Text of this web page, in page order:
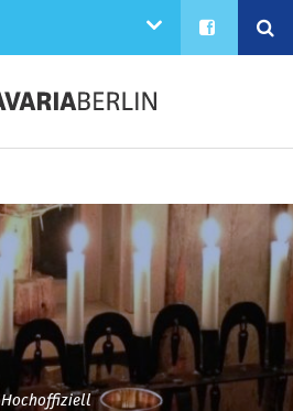
FACEBOOK
Hochoffiziell